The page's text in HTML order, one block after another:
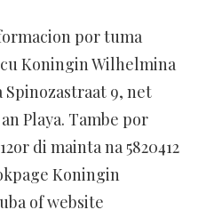
por tuma
Koningin Wilhelmina
Spinozastraat 9, net
Playa. Tambe por
di mainta na 5820412
Koningin
of website